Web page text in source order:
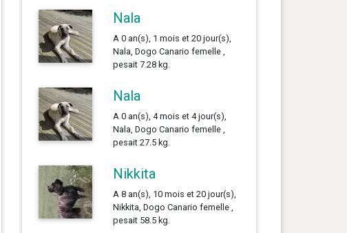
Nala
A 0 an(s), 1 mois et 20 jour(s),
Nala, Dogo Canario femelle ,
pesait 7.28 kg.
Nala
A 0 an(s), 4 mois et 4 jour(s),
Nala, Dogo Canario femelle ,
pesait 27.5 kg.
Nikkita
A 8 an(s), 10 mois et 20 jour(s),
Nikkita, Dogo Canario femelle ,
pesait 58.5 kg.